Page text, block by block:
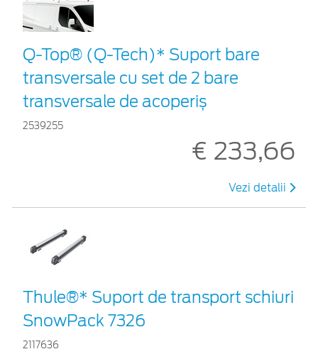
Q-Top® (Q-Tech)* Suport bare
transversale cu set de 2 bare
transversale de acoperiș
2539255
€ 233,66
Vezi detalii
Thule®* Suport de transport schiuri
SnowPack 7326
2117636